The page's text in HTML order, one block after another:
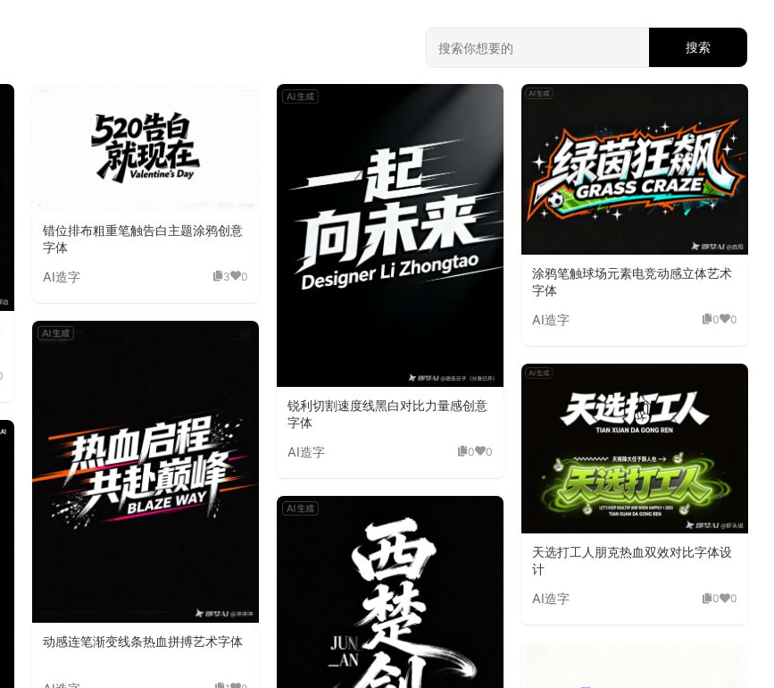
搜索
错位排布粗重笔触告白主题涂鸦创意
字体
AI造字 3 0
锐利切割速度线黑白对比力量感创意
字体
AI造字 0 0
涂鸦笔触球场元素电竞动感立体艺术
字体
AI造字 0 0
动感连笔渐变线条热血拼搏艺术字体
天选打工人朋克热血双效对比字体设
计
AI造字 0 0